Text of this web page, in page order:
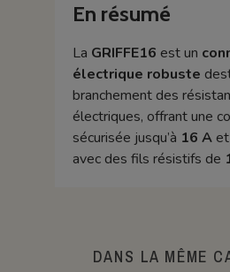
En résumé
La GRIFFE16 est un
électrique robuste
branchement des
électriques, offrant une
sécurisée jusqu’à 16 Aet
avec des fils résistifs de
DANS LA MÊME